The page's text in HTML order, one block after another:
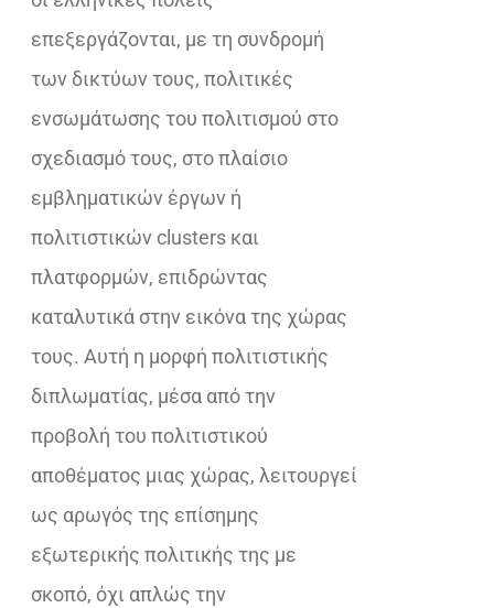
επεξεργάζονται, με τη συνδρομή
των δικτύων τους, πολιτικές
ενσωμάτωσης του πολιτισμού στο
σχεδιασμό τους, στο πλαίσιο
εμβληματικών έργων ή
πολιτιστικών clusters και
πλατφορμών, επιδρώντας
καταλυτικά στην εικόνα της χώρας
τους. Αυτή η μορφή πολιτιστικής
διπλωματίας, μέσα από την
προβολή του πολιτιστικού
αποθέματος μιας χώρας, λειτουργεί
ως αρωγός της επίσημης
εξωτερικής πολιτικής της με
σκοπό, όχι απλώς την